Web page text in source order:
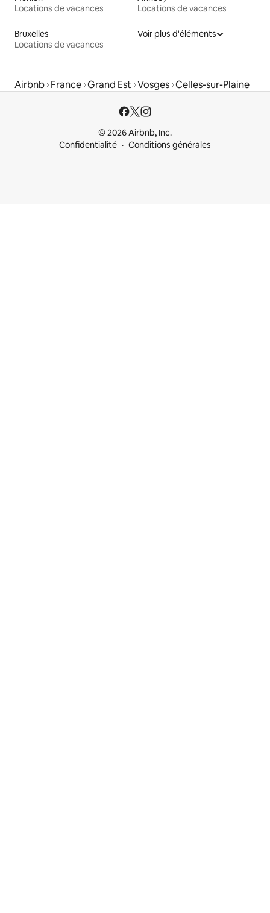
Locations de vacances
Locations de vacances
Bruxelles
Locations de vacances
Voir plus d'éléments
Airbnb France Grand Est Vosges Celles-sur-Plaine
© 2026 Airbnb, Inc.
Confidentialité
Conditions générales